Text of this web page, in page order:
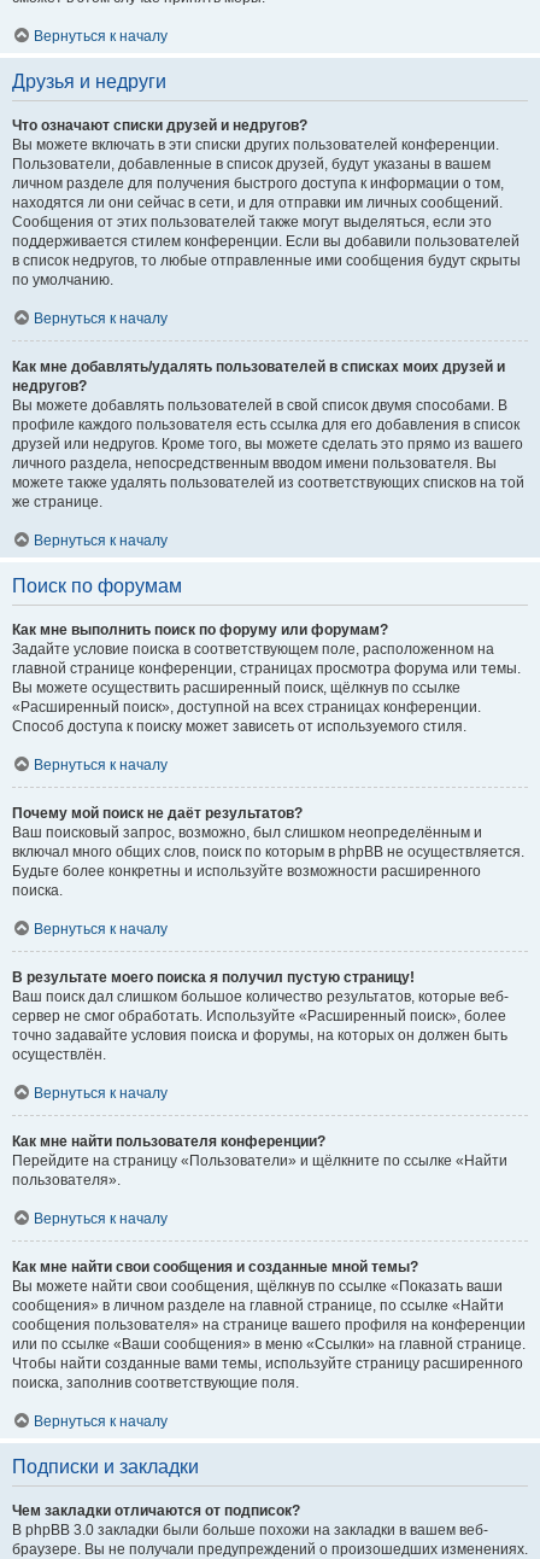
Вернуться к началу
Друзья и недруги
Что означают списки друзей и недругов?
Вы можете включать в эти списки других пользователей конференции.
Пользователи, добавленные в список друзей, будут указаны в вашем
личном разделе для получения быстрого доступа к информации о том,
находятся ли они сейчас в сети, и для отправки им личных сообщений.
Сообщения от этих пользователей также могут выделяться, если это
поддерживается стилем конференции. Если вы добавили пользователей
в список недругов, то любые отправленные ими сообщения будут скрыты
по умолчанию.
Вернуться к началу
Как мне добавлять/удалять пользователей в списках моих друзей и
недругов?
Вы можете добавлять пользователей в свой список двумя способами. В
профиле каждого пользователя есть ссылка для его добавления в список
друзей или недругов. Кроме того, вы можете сделать это прямо из вашего
личного раздела, непосредственным вводом имени пользователя. Вы
можете также удалять пользователей из соответствующих списков на той
же странице.
Вернуться к началу
Поиск по форумам
Как мне выполнить поиск по форуму или форумам?
Задайте условие поиска в соответствующем поле, расположенном на
главной странице конференции, страницах просмотра форума или темы.
Вы можете осуществить расширенный поиск, щёлкнув по ссылке
«Расширенный поиск», доступной на всех страницах конференции.
Способ доступа к поиску может зависеть от используемого стиля.
Вернуться к началу
Почему мой поиск не даёт результатов?
Ваш поисковый запрос, возможно, был слишком неопределённым и
включал много общих слов, поиск по которым в phpBB не осуществляется.
Будьте более конкретны и используйте возможности расширенного
поиска.
Вернуться к началу
В результате моего поиска я получил пустую страницу!
Ваш поиск дал слишком большое количество результатов, которые веб-
сервер не смог обработать. Используйте «Расширенный поиск», более
точно задавайте условия поиска и форумы, на которых он должен быть
осуществлён.
Вернуться к началу
Как мне найти пользователя конференции?
Перейдите на страницу «Пользователи» и щёлкните по ссылке «Найти
пользователя».
Вернуться к началу
Как мне найти свои сообщения и созданные мной темы?
Вы можете найти свои сообщения, щёлкнув по ссылке «Показать ваши
сообщения» в личном разделе на главной странице, по ссылке «Найти
сообщения пользователя» на странице вашего профиля на конференции
или по ссылке «Ваши сообщения» в меню «Ссылки» на главной странице.
Чтобы найти созданные вами темы, используйте страницу расширенного
поиска, заполнив соответствующие поля.
Вернуться к началу
Подписки и закладки
Чем закладки отличаются от подписок?
В phpBB 3.0 закладки были больше похожи на закладки в вашем веб-
браузере. Вы не получали предупреждений о произошедших изменениях.